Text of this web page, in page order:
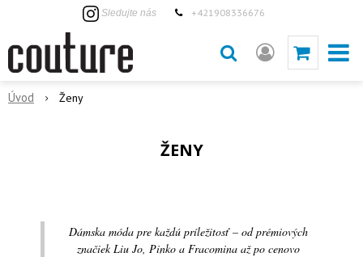
Sledujte nás +421908336676
Úvod Ženy
ŽENY
Dámska móda pre každú príležitosť – od prémiových
značiek Liu Jo, Pinko a Fracomina až po cenovo